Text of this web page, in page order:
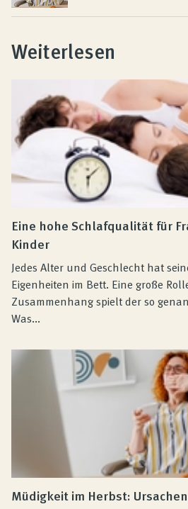
Weiterlesen
Eine hohe Schlafqualität für
Kinder
Jedes Alter und Geschlecht hat
Eigenheiten im Bett. Eine große
Zusammenhang spielt der so
Was...
Müdigkeit im Herbst: